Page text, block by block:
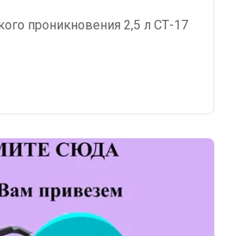
проникновения 2,5 л СТ-17